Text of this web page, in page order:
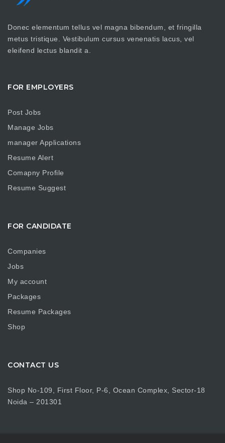
Donec elementum tellus vel magna bibendum, et fringilla
metus tristique. Vestibulum cursus venenatis lacus, vel
eleifend lectus blandit a.
FOR EMPLOYERS
Post Jobs
Manage Jobs
manager Applications
Resume Alert
Comapny Profile
Resume Suggest
FOR CANDIDATE
Companies
Jobs
My account
Packages
Resume Packages
Shop
CONTACT US
Shop No-109, First Floor, P-6, Ocean Complex, Sector-18
Noida – 201301